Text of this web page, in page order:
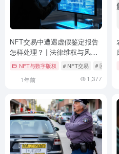
NFT交易中遭遇虚假鉴定报告
怎样处理？ | 法律维权与风险
防范指南
NFT与数字版权 # NFT交易 # 区块链
1年前 1,377